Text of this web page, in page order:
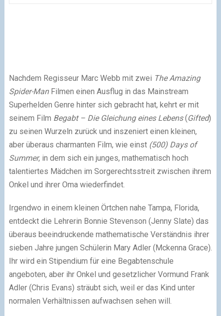
Nachdem Regisseur Marc Webb mit zwei The Amazing
Spider-ManFilmen einen Ausflug in das Mainstream
Superhelden Genre hinter sich gebracht hat, kehrt er mit
seinem Film Begabt – Die Gleichung eines Lebens(Gifted)
zu seinen Wurzeln zurück und inszeniert einen kleinen,
aber überaus charmanten Film, wie einst (500) Days of
Summer, in dem sich ein junges, mathematisch hoch
talentiertes Mädchen im Sorgerechtsstreit zwischen ihrem
Onkel und ihrer Oma wiederfindet.
Irgendwo in einem kleinen Örtchen nahe Tampa, Florida,
entdeckt die Lehrerin Bonnie Stevenson (Jenny Slate) das
überaus beeindruckende mathematische Verständnis ihrer
sieben Jahre jungen Schülerin Mary Adler (Mckenna Grace).
Ihr wird ein Stipendium für eine Begabtenschule
angeboten, aber ihr Onkel und gesetzlicher Vormund Frank
Adler (Chris Evans) sträubt sich, weil er das Kind unter
normalen Verhältnissen aufwachsen sehen will.